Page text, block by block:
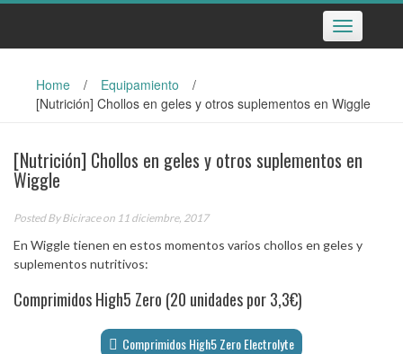
Toggle
navigation
Home / Equipamiento
/
[Nutrición] Chollos en geles y otros suplementos en Wiggle
[Nutrición] Chollos en geles y otros suplementos en
Wiggle
Posted ByBiciraceon 11 diciembre, 2017
En Wiggle tienen en estos momentos varios chollos en geles y
suplementos nutritivos:
Comprimidos High5 Zero (20 unidades por 3,3€)
Comprimidos High5 Zero Electrolyte